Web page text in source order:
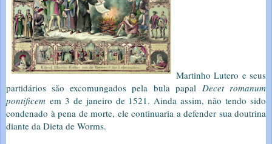
Martinho Lutero e seus
partidários são excomungados pela bula papal Decet romanum
pontificem em 3 de janeiro de 1521. Ainda assim, não tendo sido
condenado à pena de morte, ele continuaria a defender sua doutrina
diante da Dieta de Worms.